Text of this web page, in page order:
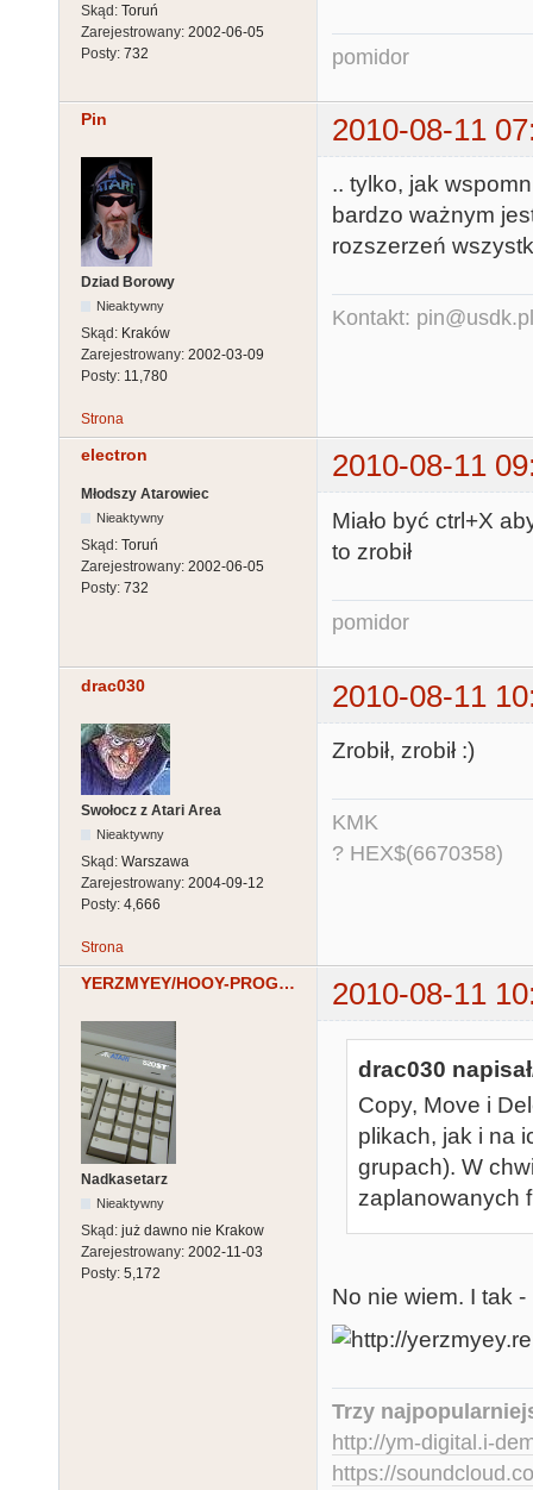
Skąd: Toruń
Zarejestrowany: 2002-06-05
Posty: 732 pomidor
Pin 2010-08-11
Dziad Borowy
Nieaktywny
Skąd: Kraków
Zarejestrowany: 2002-03-09
Posty: 11,780
.. tylko, jak
bardzo ważnym
rozszerzeń
Kontakt: pin@usdk.pl
Strona
electron 2010-08-11
Młodszy Atarowiec
Nieaktywny
Skąd: Toruń
Zarejestrowany: 2002-06-05
Posty: 732
Miało być ctrl+X
to zrobił
pomidor
drac030 2010-08-11
Swołocz z Atari Area
Nieaktywny
Skąd: Warszawa
Zarejestrowany: 2004-09-12
Posty: 4,666
Zrobił, zrobił :)
KMK
? HEX$(6670358)
Strona
YERZMYEY/HOOY-PROGRAM 2010-08-11
Nadkasetarz
Nieaktywny
Skąd: już dawno nie Krakow
Zarejestrowany: 2002-11-03
Posty: 5,172
drac030
Copy, Move i
plikach, jak i na
grupach). W
zaplanowanych
No nie wiem. I tak
Trzy
http://ym-digital.i-
https://